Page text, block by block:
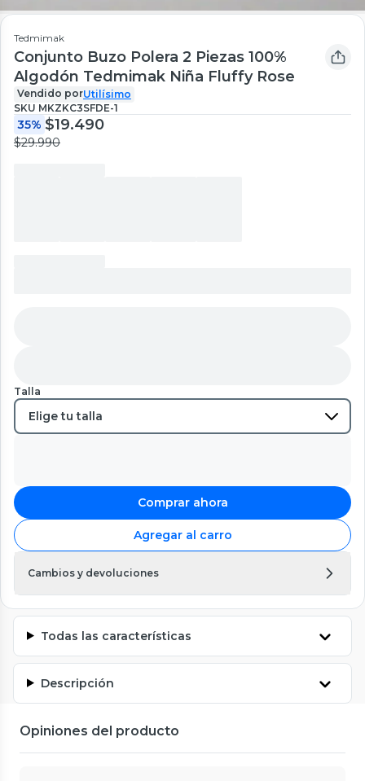
Tedmimak
Conjunto Buzo Polera 2 Piezas 100%
Algodón Tedmimak Niña Fluffy Rose
Vendido porUtilísimo
SKU MKZKC3SFDE-1
35% $19.490
$29.990
Talla
Comprar ahora
Agregar al carro
Cambios y devoluciones
Todas las características
Descripción
Opiniones del producto